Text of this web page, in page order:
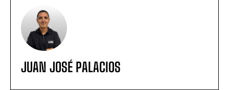
JUAN JOSÉ PALACIOS